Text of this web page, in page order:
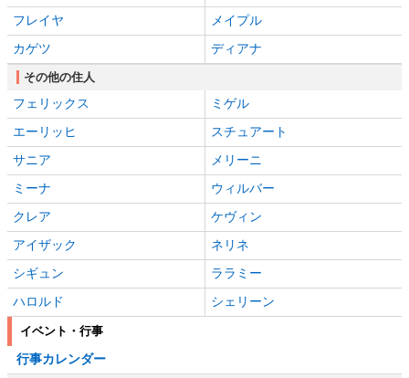
フレイヤ
メイプル
カゲツ
ディアナ
その他の住人
フェリックス
ミゲル
エーリッヒ
スチュアート
サニア
メリーニ
ミーナ
ウィルバー
クレア
ケヴィン
アイザック
ネリネ
シギュン
ララミー
ハロルド
シェリーン
イベント・行事
行事カレンダー